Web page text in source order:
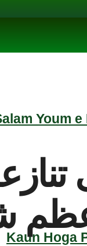
Youm
Kaun Hoga